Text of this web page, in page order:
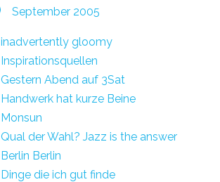
September 2005
inadvertently gloomy
Inspirationsquellen
Gestern Abend auf 3Sat
Handwerk hat kurze Beine
Monsun
Qual der Wahl? Jazz is the answer
Berlin Berlin
Dinge die ich gut finde